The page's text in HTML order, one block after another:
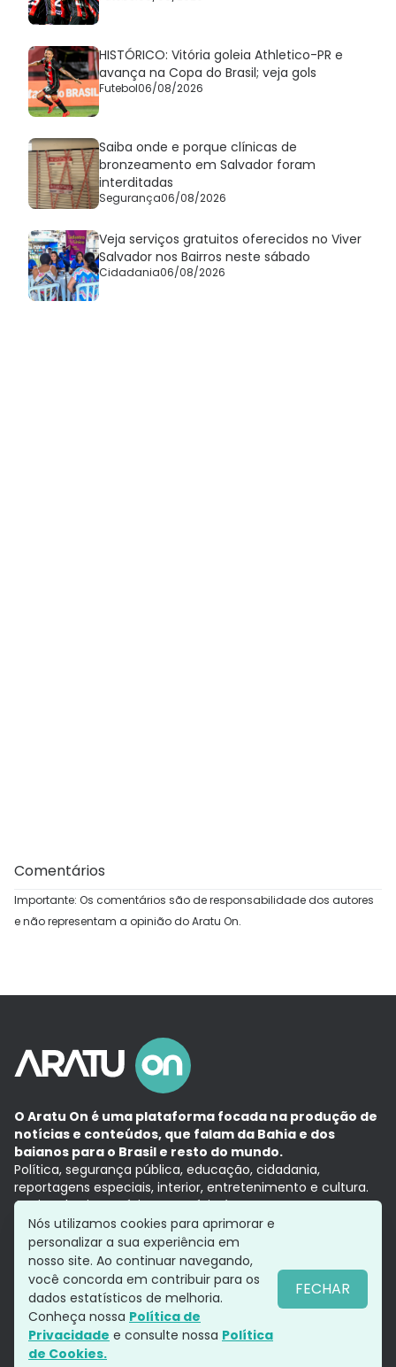
HISTÓRICO: Vitória goleia Athletico-PR e
avança na Copa do Brasil; veja gols
Futebol06/08/2026
Saiba onde e porque clínicas de
bronzeamento em Salvador foram
interditadas
Segurança06/08/2026
Veja serviços gratuitos oferecidos no Viver
Salvador nos Bairros neste sábado
Cidadania06/08/2026
Comentários
Importante: Os comentários são de responsabilidade dos autores
e não representam a opinião do Aratu On.
O Aratu On é uma plataforma focada na produção de
notícias e conteúdos, que falam da Bahia e dos
baianos para o Brasil e resto do mundo.
Política, segurança pública, educação, cidadania,
reportagens especiais, interior, entretenimento e cultura.
Aqui, tudo vira notícia e a notícia é no tempo presente,
com a credibilidade do Grupo Aratu.
Grupo Aratu
Política de privacidade
Siga-nos
Nós utilizamos cookies para aprimorar e
personalizar a sua experiência em
nosso site. Ao continuar navegando,
você concorda em contribuir para os
dados estatísticos de melhoria.
Conheça nossa Política de
Privacidade e consulte nossa Política
de Cookies.
FECHAR